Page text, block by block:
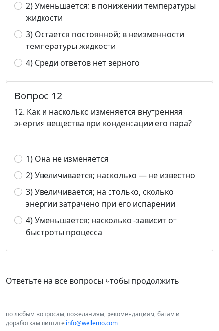
2) Уменьшается; в понижении температуры
жидкости
3) Остается постоянной; в неизменности
температуры жидкости
4) Среди ответов нет верного
Вопрос 12
12. Как и насколько изменяется внутренняя
энергия вещества при конденсации его пара?
1) Она не изменяется
2) Увеличивается; насколько — не известно
3) Увеличивается; на столько, сколько
энергии затрачено при его испарении
4) Уменьшается; насколько -зависит от
быстроты процесса
Ответьте на все вопросы чтобы продолжить
по любым вопросам, пожеланиям, рекомендациям, багам и
доработкам пишите info@wellemo.com